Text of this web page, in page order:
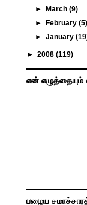
►
March(9)
►
February(5)
►January
► 2008 (119)
என் எழுத்தையும்
பழைய